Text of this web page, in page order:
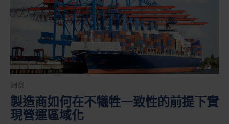
洞察
製造商如何在不犧牲一致性的前提下實
現營運區域化